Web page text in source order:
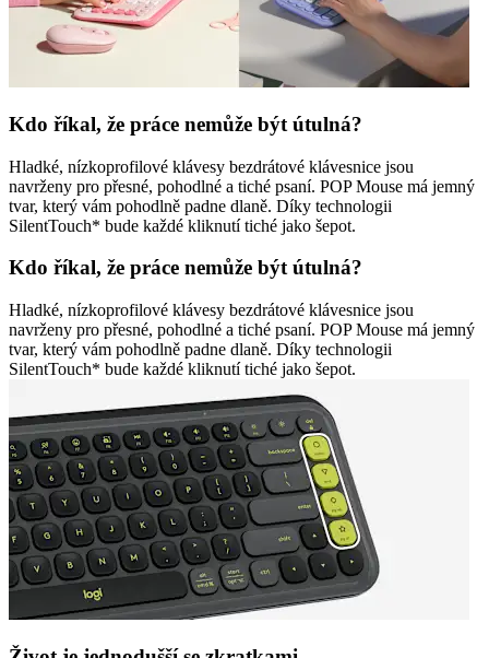
Kdo říkal, že práce nemůže být útulná?
Hladké, nízkoprofilové klávesy bezdrátové klávesnice jsou
navrženy pro přesné, pohodlné a tiché psaní. POP Mouse má jemný
tvar, který vám pohodlně padne dlaně. Díky technologii
SilentTouch* bude každé kliknutí tiché jako šepot.
Kdo říkal, že práce nemůže být útulná?
Hladké, nízkoprofilové klávesy bezdrátové klávesnice jsou
navrženy pro přesné, pohodlné a tiché psaní. POP Mouse má jemný
tvar, který vám pohodlně padne dlaně. Díky technologii
SilentTouch* bude každé kliknutí tiché jako šepot.